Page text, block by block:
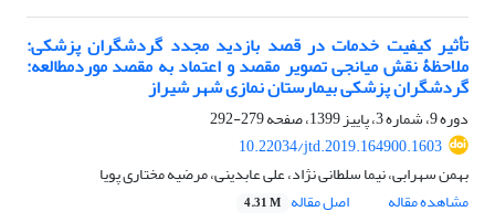
تأثیر کیفیت خدمات در قصد بازدید مجدد گردشگران پزشکی:
ملاحظۀ نقش میانجی تصویر مقصد و اعتماد به مقصد موردمطالعه:
گردشگران پزشکی بیمارستان نمازی شهر شیراز
دوره 9، شماره 3، پاییز 1399، صفحه
279-292
10.22034/jtd.2019.164900.1603
بهمن سهرابی، نیما سلطانی نژاد، علی عابدینی، مرضیه مختاری پویا
مشاهده مقاله
اصل مقاله 4.31 M